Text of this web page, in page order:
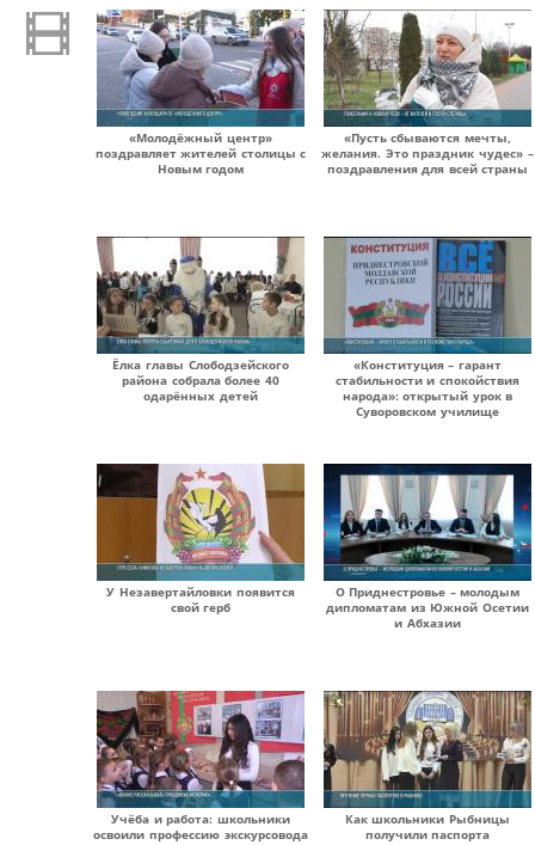
«Молодёжный центр»
поздравляет жителей столицы с
Новым годом
«Пусть сбываются мечты,
желания. Это праздник чудес» –
поздравления для всей страны
Ёлка главы Слободзейского
района собрала более 40
одарённых детей
«Конституция – гарант
стабильности и спокойствия
народа»: открытый урок в
Суворовском училище
У Незавертайловки появится
свой герб
О Приднестровье – молодым
дипломатам из Южной Осетии
и Абхазии
Учёба и работа: школьники
освоили профессию экскурсовода
Как школьники Рыбницы
получили паспорта